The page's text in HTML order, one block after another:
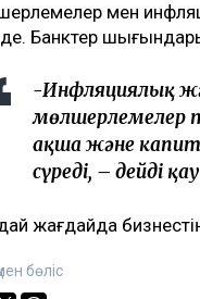
мен
Банктер
-Инфляциялық
мөлшерлемелер
ақша және
сүреді, – дейді
жағдайда
бөліс